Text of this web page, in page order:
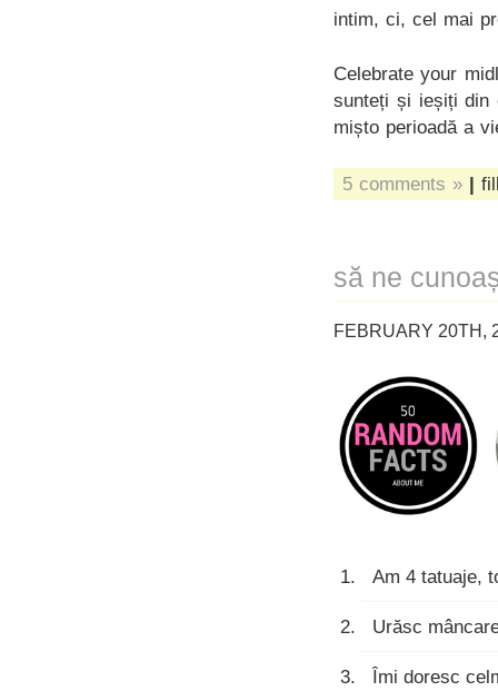
intim, ci, cel mai
Celebrate your
sunteți și ieșiți din
mișto perioadă a
5 comments » |
să ne
FEBRUARY 20TH,
Am 4 tatuaje,
Urăsc
Îmi doresc